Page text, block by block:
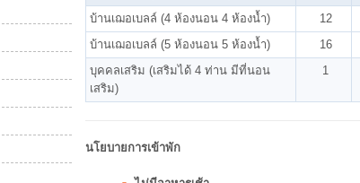
บ้านเฌอเบลล์ (4 ห้องนอน 4 ห้องน้ำ)
12
บ้านเฌอเบลล์ (5 ห้องนอน 5 ห้องน้ำ)
16
บุคคลเสริม (เสริมได้ 4 ท่าน มีที่นอน
เสริม)
1
นโยบายการเข้าพัก